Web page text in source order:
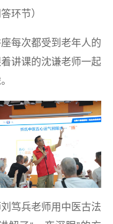
环节）
每次都受到老年人的
讲课的沈谦老师一起
笃兵老师用中医古法